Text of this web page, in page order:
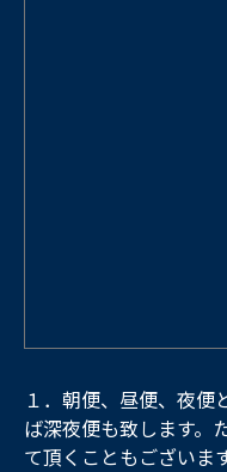
１．朝便、昼便、夜便
ば深夜便も致します。
て頂くこともございま